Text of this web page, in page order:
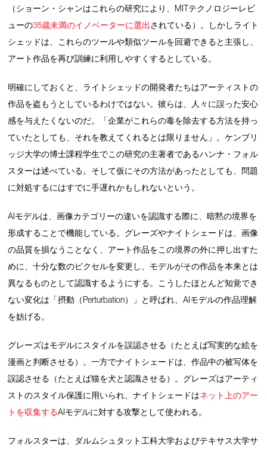
（ショーン・シャンはこれらの研究により、MITテクノロジーレビ
ューの35歳未満のイノベーターに選出されている）。しかしライト
シェッドは、これらのツールや類似ツールを回避できると主張し、
アート作品を再び訓練に利用しやすくするとしている。
明確にしておくと、ライトシェッドの開発者たちはアーティストの
作品を盗もうとしているわけではない。彼らは、人々に誤った安心
感を与えたくないのだ。「企業がこれらの毒を除去する方法を持っ
ていたとしても、それを教えてくれるとは限りません」。ケンブリ
ッジ大学の博士課程学生でこの研究の主著者であるハンナ・フォル
スターは述べている。そして仮にその方法があったとしても、問題
に対処するにはすでに手遅れかもしれないという。
AIモデルは、画像カテゴリーの違いを認識する際に、暗黙の境界を
形成することで機能している。グレーズやナイトシェードは、画像
の品質を損なうことなく、アート作品をこの境界の外に押し出すた
めに、十分な数のピクセルを変更し、モデルがその作品を本来とは
異なるものとして認識するようにする。こうしたほとんど知覚でき
ない変化は「摂動（Perturbation）」と呼ばれ、AIモデルの作品理解
を妨げる。
グレーズはモデルにスタイルを誤認させる（たとえば写実的な絵を
漫画と判断させる）。一方でナイトシェードは、作品中の被写体を
誤認させる（たとえば猫を犬と認識させる）。グレーズはアーティ
ストのスタイル保護に用いられ、ナイトシェードはネット上のアー
トを収集するAIモデルに対する攻撃として使われる。
フォルスターは、ダルムシュタット工科大学およびテキサス大学サ